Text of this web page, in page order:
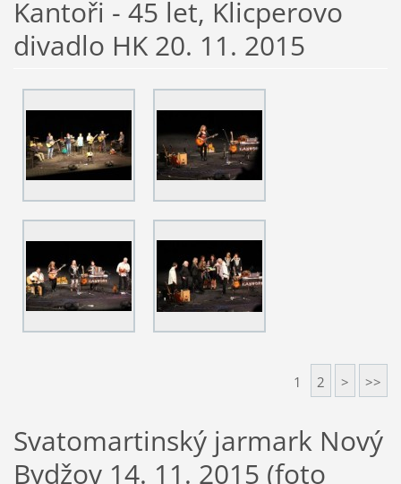
Kantoři - 45 let, Klicperovo
divadlo HK 20. 11. 2015
1 2 > >>
Svatomartinský jarmark Nový
Bydžov 14. 11. 2015 (foto